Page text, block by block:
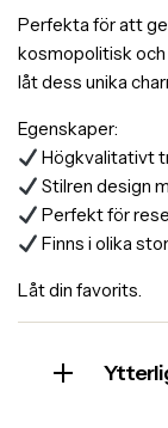
Perfekta för att
kosmopolitisk
låt dess unika
Egenskaper:
Högkvalitativt
Stilren design
Perfekt för
Finns i olika
Låt din favorits.